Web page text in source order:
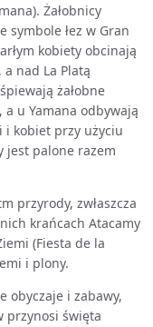
Żałobnicy
symbole łez w Gran
kobiety obcinają
nad La Platą
żałobne
u Yamana odbywają
i kobiet przy użyciu
jest palone razem
przyrody, zwłaszcza
krańcach Atacamy
(Fiesta de la
i plony.
obyczaje i zabawy,
przynosi święta